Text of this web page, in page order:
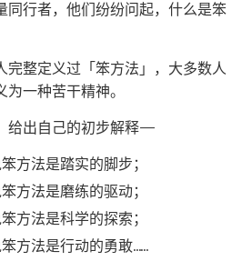
同行者，他们纷纷问起，什么是笨
完整定义过「笨方法」，大多数人
一种苦干精神。
给出自己的初步解释——
方法是踏实的脚步；
方法是磨练的驱动；
方法是科学的探索；
方法是行动的勇敢……